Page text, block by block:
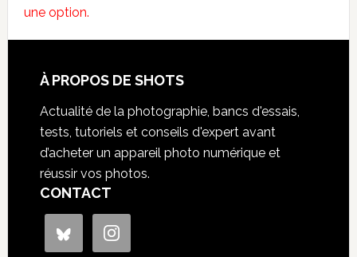
une option.
À PROPOS DE SHOTS
Actualité de la photographie, bancs d'essais,
tests, tutoriels et conseils d'expert avant
d’acheter un appareil photo numérique et
réussir vos photos.
CONTACT